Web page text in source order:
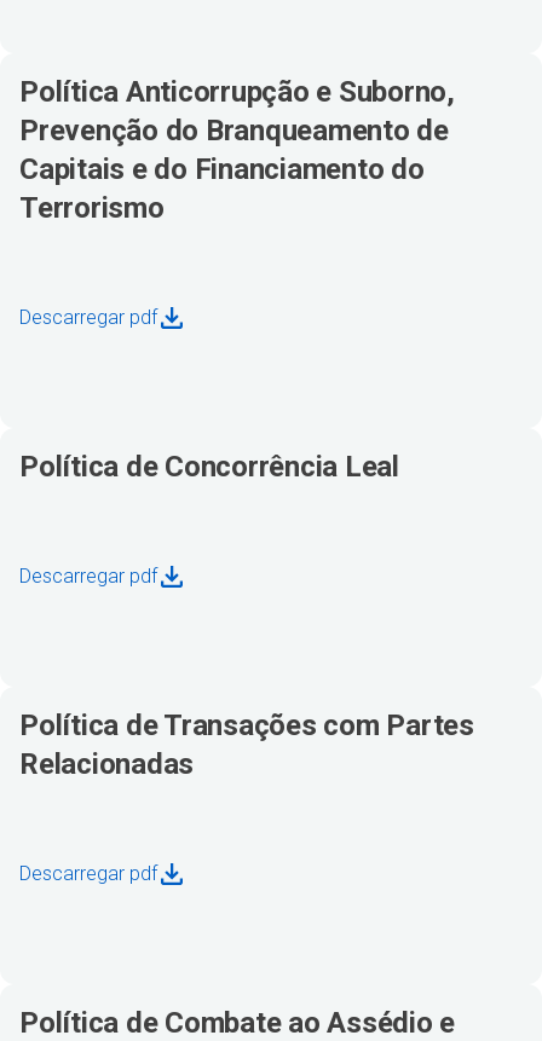
Política Anticorrupção e Suborno,
Prevenção do Branqueamento de
Capitais e do Financiamento do
Terrorismo
Descarregar pdf
Política de Concorrência Leal
Descarregar pdf
Política de Transações com Partes
Relacionadas
Descarregar pdf
Política de Combate ao Assédio e